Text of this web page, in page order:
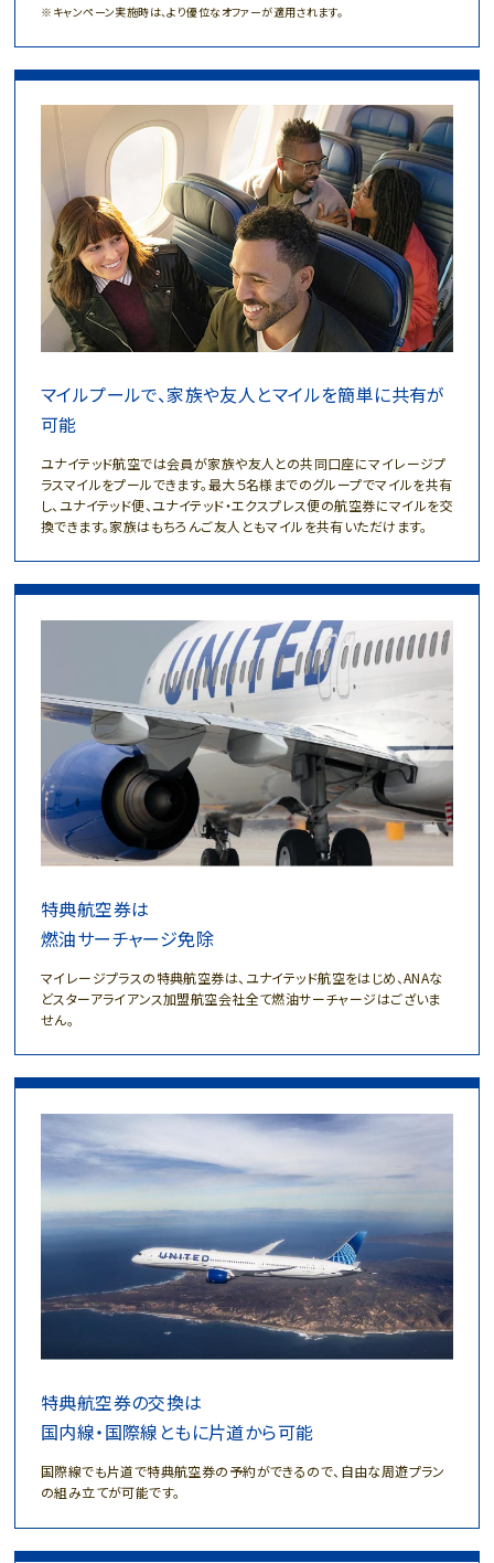
キャンペーン実施時は、より優位なオファーが適用されます。
マイルプールで、家族や友人とマイルを簡単に共有が
可能
ユナイテッド航空では会員が家族や友人との共同口座にマイレージプ
ラスマイルをプールできます。最大５名様までのグループでマイルを共有
し、ユナイテッド便、ユナイテッド・エクスプレス便の航空券にマイルを交
換できます。家族はもちろんご友人ともマイルを共有いただけます。
特典航空券は
燃油サーチャージ免除
マイレージプラスの特典航空券は、 ユナイテッド航空をはじめ、ANAな
どスターアライアンス加盟航空会社全て燃油サーチャージはございま
せん。
特典航空券の交換は
国内線・国際線ともに片道から可能
国際線でも片道で特典航空券の予約ができるので、 自由な周遊プラン
の組み立てが可能です。